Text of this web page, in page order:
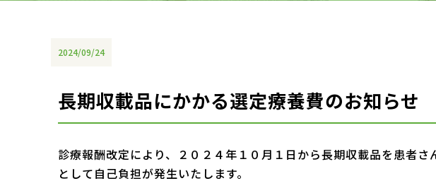
2024/09/24
長期収載品にかかる選定療養費のお知らせ
診療報酬改定により、２０２４年１０月１日から長期収載品を患者
として自己負担が発生いたします。